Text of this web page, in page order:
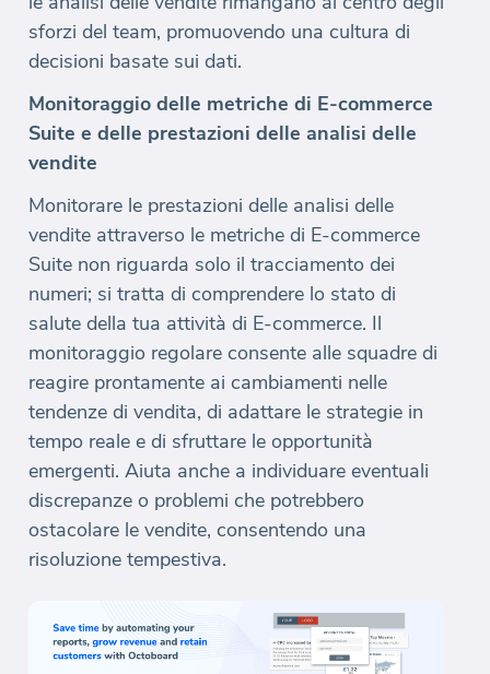
sforzi del team, promuovendo una cultura di
decisioni basate sui dati.
Monitoraggio delle metriche di E-commerce
Suite e delle prestazioni delle analisi delle
vendite
Monitorare le prestazioni delle analisi delle
vendite attraverso le metriche di E-commerce
Suite non riguarda solo il tracciamento dei
numeri; si tratta di comprendere lo stato di
salute della tua attività di E-commerce. Il
monitoraggio regolare consente alle squadre di
reagire prontamente ai cambiamenti nelle
tendenze di vendita, di adattare le strategie in
tempo reale e di sfruttare le opportunità
emergenti. Aiuta anche a individuare eventuali
discrepanze o problemi che potrebbero
ostacolare le vendite, consentendo una
risoluzione tempestiva.